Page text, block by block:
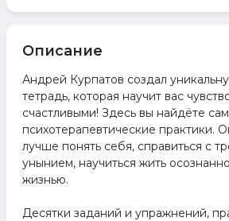
Описание
Андрей Курпатов создал
тетрадь, которая научит вас
счастливыми! Здесь вы найдёте
психотерапевтические практики.
лучше понять себя, справиться с
унынием, научиться жить
жизнью.
Десятки заданий и упражнений,